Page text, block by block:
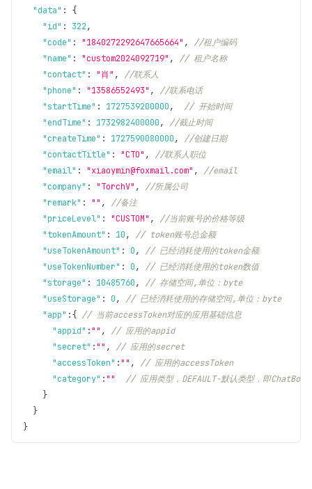
"data" :
{
"id" : 322,
"code" : "1840272292647665664" ,
//租户编码
"name" : "custom2024092719" ,
// 租户名称
"contact" : "肖" ,
//联系人
"phone" : "13586552493" ,
//联系电话
"startTime" : 1727539200000,
// 开始时间
"endTime" : 1732982400000,
//截止时间
"createTime" : 1727590080000,
//创建日期
"contactTitle" : "CTO" ,
//联系人职位
"email" : "xiaoymin@foxmail.com" ,
//email
"company" : "TorchV" ,
//所属公司
"remark" : "" ,
//备注
"priceLevel" : "CUSTOM" ,
//当前账号的价格等级
"tokenAmount" : 10,
// token账号总金额
"useTokenAmount" : 0,
// 已经消耗使用的token金额
"useTokenNumber" : 0,
// 已经消耗使用的token数值
"storage" : 10485760,
// 存储空间,单位：byte
"useStorage" : 0,
// 已经消耗使用的存储空间,单位：byte
"app" :{ // 当前accessToken对应的应用基础信息
"appid" :"" ,
// 应用的appid
"secret" :"" ,
// 应用的secret
"accessToken" :"" ,
// 应用的accessToken
"category" :""
// 应用类型，DEFAULT-默认类型，即
}
}
}